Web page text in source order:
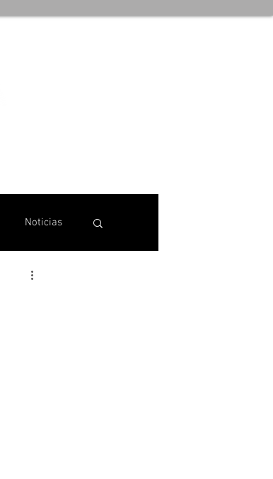
Noticias